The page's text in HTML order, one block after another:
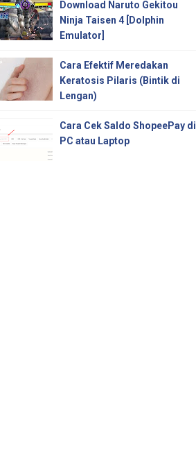
Download Naruto Gekitou
Ninja Taisen 4 [Dolphin
Emulator]
Cara Efektif Meredakan
Keratosis Pilaris (Bintik di
Lengan)
Cara Cek Saldo ShopeePay di
PC atau Laptop